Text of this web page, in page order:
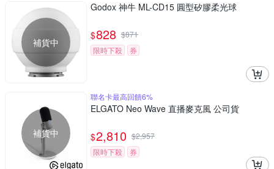
補貨中
Godox 神牛 ML-CD15 圓型矽膠柔光球
$828 $871
限時下殺
券
補貨中
聯名卡最高回饋6%
ELGATO Neo Wave 直播麥克風 公司貨
$2,810 $2,957
限時下殺
券